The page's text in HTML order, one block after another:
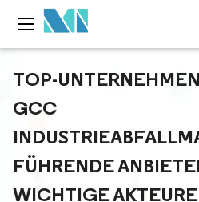
TOP-
GCC
FÜHRENDE
WICHTIGE AKTEURE